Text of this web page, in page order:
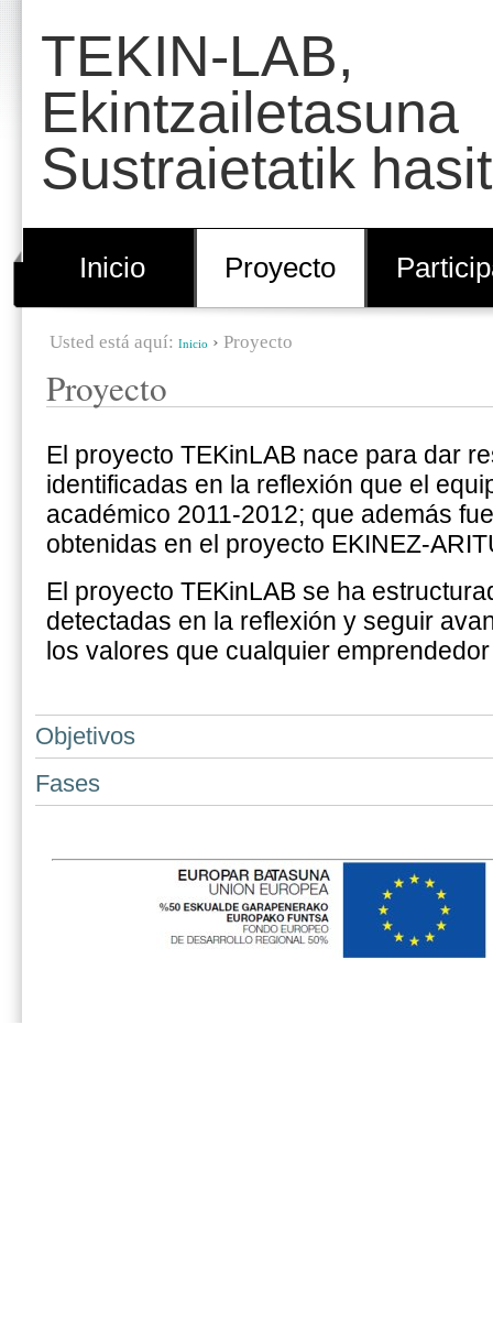
contenido.
Saltar
navegación
Personales
TEKIN-LAB,
Ekintzailetasuna
Sustraietatik
Inicio Proyecto
Usted está aquí: Inicio › Proyecto
Proyecto
El proyecto TEKinLAB nace para dar
identificadas en la reflexión que el
académico 2011-2012; que además
obtenidas en el proyecto EKINEZ-
El proyecto TEKinLAB se ha
detectadas en la reflexión y seguir
los valores que cualquier
Objetivos
Fases